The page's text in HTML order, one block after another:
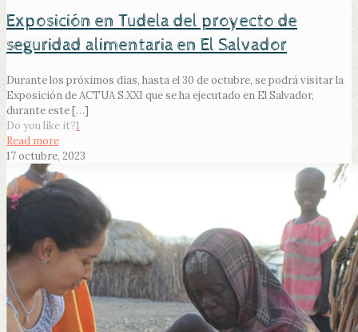
Exposición en Tudela del proyecto de
seguridad alimentaria en El Salvador
Durante los próximos días, hasta el 30 de octubre, se podrá visitar la
Exposición de ACTUA S.XXI que se ha ejecutado en El Salvador,
durante este[…]
Do you like it?1
Read more
17 octubre, 2023